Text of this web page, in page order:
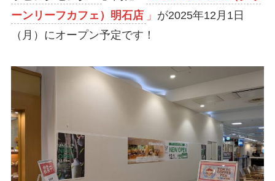
ーンリーフカフェ）明石店 」 が2025年12月1日
（月）にオープン予定です！